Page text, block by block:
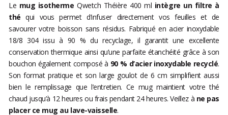
Le mug isothermeQwetch Théière 400 ml intègre un filtre à
thé qui vous permet d’infuser directement vos feuilles et de
savourer votre boisson sans résidus. Fabriqué en acier inoxydable
18/8 304 issu à 90 % du recyclage, il garantit une excellente
conservation thermique ainsi qu’une parfaite étanchéité grâce à son
bouchon également composé à 90 % d’acier inoxydable recyclé.
Son format pratique et son large goulot de 6 cm simplifient aussi
bien le remplissage que l’entretien. Ce mug maintient votre thé
chaud jusqu’à 12 heures ou frais pendant 24 heures. Veillez à ne pas
placer ce mug au lave-vaisselle.